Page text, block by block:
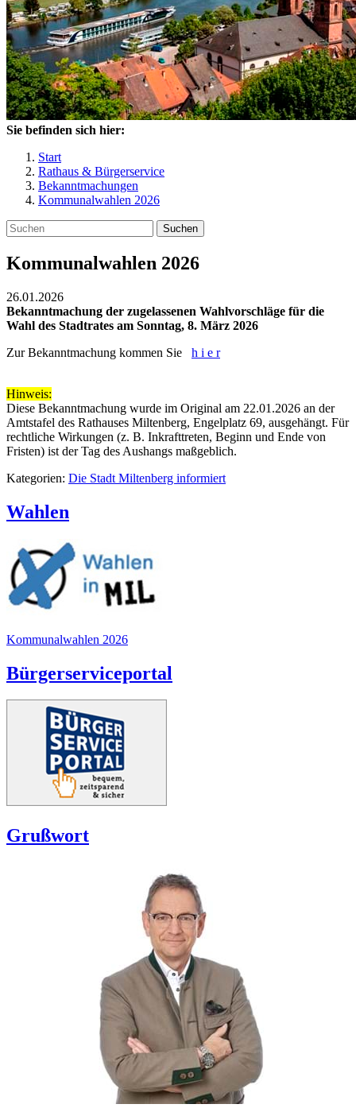
Sie befinden sich hier:
Start
Rathaus & Bürgerservice
Bekanntmachungen
Kommunalwahlen 2026
Suchen
Kommunalwahlen 2026
26.01.2026
Bekanntmachung der zugelassenen Wahlvorschläge für die
Wahl des Stadtrates am Sonntag, 8. März 2026
Zur Bekanntmachung kommen Sie h i e r
Hinweis:
Diese Bekanntmachung wurde im Original am 22.01.2026 an der
Amtstafel des Rathauses Miltenberg, Engelplatz 69, ausgehängt. Für
rechtliche Wirkungen (z. B. Inkrafttreten, Beginn und Ende von
Fristen) ist der Tag des Aushangs maßgeblich.
Kategorien: Die Stadt Miltenberg informiert
Wahlen
Kommunalwahlen 2026
Bürgerserviceportal
Grußwort